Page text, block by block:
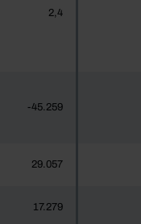
2,4
-45.259
29.057
17.279